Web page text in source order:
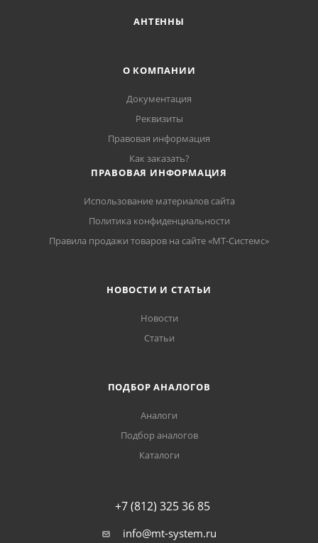
АНТЕННЫ
О КОМПАНИИ
Документация
Реквизиты
Правовая информация
Как заказать?
ПРАВОВАЯ ИНФОРМАЦИЯ
Использование материалов сайта
Политика конфиденциальности
Правила продажи товаров на сайте «МТ-Системс»
НОВОСТИ И СТАТЬИ
Новости
Статьи
ПОДБОР АНАЛОГОВ
Аналоги
Подбор аналогов
Каталоги
+7 (812) 325 36 85
info@mt-system.ru